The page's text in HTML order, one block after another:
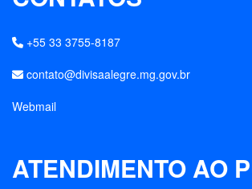
+55 33 3755-8187
contato@divisaalegre.mg.gov.br
Webmail
ATENDIMENTO AO